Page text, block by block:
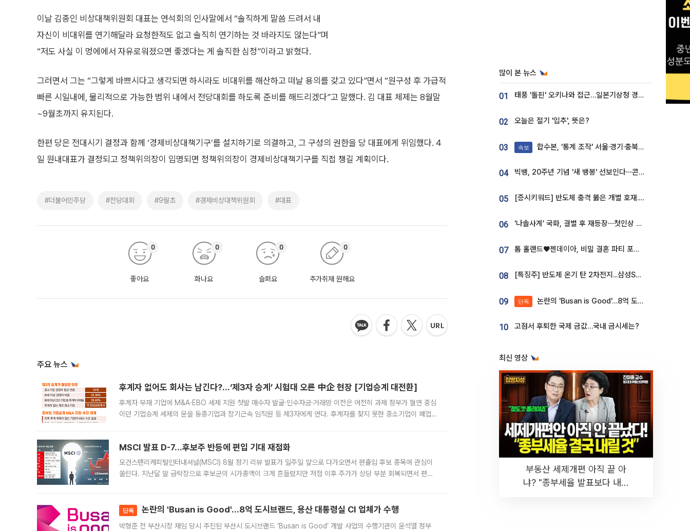
이날 김종인 비상대책위원회 대표는 연석회의 인사말에서 “솔직하게 말씀 드려서 내
자신이 비대위를 연기해달라 요청한적도 없고 솔직히 연기하는 것 바라지도 않는다”며
“저도 사실 이 멍에에서 자유로워졌으면 좋겠다는 게 솔직한 심정”이라고 밝혔다.
그러면서 그는 “그렇게 바쁘시다고 생각되면 하시라도 비대위를 해산하고 떠날 용의를 갖고 있다”면서 “원구성 후 가급적
빠른 시일내에, 물리적으로 가능한 범위 내에서 전당대회를 하도록 준비를 해드리겠다”고 말했다. 김 대표 체제는 8월말
~9월초까지 유지된다.
한편 당은 전대시기 결정과 함께 ‘경제비상대책기구’를 설치하기로 의결하고, 그 구성의 권한을 당 대표에게 위임했다. 4
일 원내대표가 결정되고 정책위의장이 임명되면 정책위의장이 경제비상대책기구를 직접 챙길 계획이다.
#더불어민주당 #전당대회 #9월초 #경제비상대책위원회 #대표
좋아요
0
화나요
0
슬퍼요
0
추가취재 원해요
0
주요 뉴스
후계자 없어도 회사는 남긴다?…‘제3자 승계’ 시험대 오른 中企 현장 [기업승계 대전환]
후계자 부재 기업에 M&A·EBO 세제 지원 첫발 매수자 발굴·인수자금·거래망 이전은 여전히 과제 정부가 혈연 중심
이던 기업승계 세제의 문을 동종기업과 장기근속 임직원 등 제3자에게 연다. 후계자를 찾지 못한 중소기업이 폐업
MSCI 발표 D-7…후보주 반등에 편입 기대 재점화
모건스탠리캐피털인터내셔널(MSCI) 8월 정기 리뷰 발표가 일주일 앞으로 다가오면서 편출입 후보 종목에 관심이
쏠린다. 지난달 말 급락장으로 후보군의 시가총액이 크게 흔들렸지만 저점 이후 주가가 상당 부분 회복되면서 편입
단독 논란의 'Busan is Good'…8억 도시브랜드, 용산 대통령실 CI 업체가 수행
박형준 전 부산시장 재임 당시 추진된 부산시 도시브랜드 ‘Busan is Good’ 개발 사업의 수행기관이 윤석열 정부
많이 본 뉴스
01 태풍 '돌핀' 오키나와 접근…일본기상청 경로 업데이트
02 오늘은 절기 '입추', 뜻은?
03 속보 합수본, '통계 조작' 서울·경기·충북 선관위 등 추가 압수수색
04 빅뱅, 20주년 기념 '새 뱅봉' 선보인다⋯콘서트 앞두고 팝업 개최
05 [증시키워드] 반도체 충격 뚫은 개별 호재...포스코퓨처엠·에코프로·한화솔루션 '눈길'
06 ‘나솔사계’ 국화, 결별 후 재등장⋯첫인상 투표 휩쓸고 ‘인기녀’ 등극
07 톰 홀랜드♥젠데이아, 비밀 결혼 파티 포착⋯호텔 대관비만 9억
08 [특징주] 반도체 온기 탄 2차전지...삼성SDI, 장 초반 7% 넘게 껑충
09 단독 논란의 'Busan is Good'…8억 도시브랜드, 용산 대통령실 CI 업체가 수행
10 고점서 후퇴한 국제 금값…국내 금시세는?
최신 영상
부동산 세제개편 아직 끝 아
냐? "종부세율 발표보다 내릴